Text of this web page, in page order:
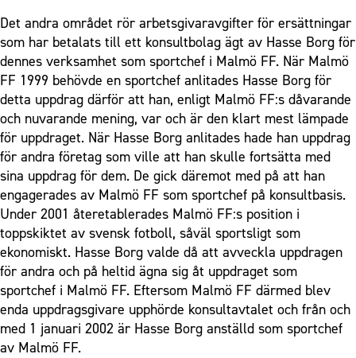
Det andra området rör arbetsgivaravgifter för ersättningar
som har betalats till ett konsultbolag ägt av Hasse Borg för
dennes verksamhet som sportchef i Malmö FF. När Malmö
FF 1999 behövde en sportchef anlitades Hasse Borg för
detta uppdrag därför att han, enligt Malmö FF:s dåvarande
och nuvarande mening, var och är den klart mest lämpade
för uppdraget. När Hasse Borg anlitades hade han uppdrag
för andra företag som ville att han skulle fortsätta med
sina uppdrag för dem. De gick däremot med på att han
engagerades av Malmö FF som sportchef på konsultbasis.
Under 2001 återetablerades Malmö FF:s position i
toppskiktet av svensk fotboll, såväl sportsligt som
ekonomiskt. Hasse Borg valde då att avveckla uppdragen
för andra och på heltid ägna sig åt uppdraget som
sportchef i Malmö FF. Eftersom Malmö FF därmed blev
enda uppdragsgivare upphörde konsultavtalet och från och
med 1 januari 2002 är Hasse Borg anställd som sportchef
av Malmö FF.